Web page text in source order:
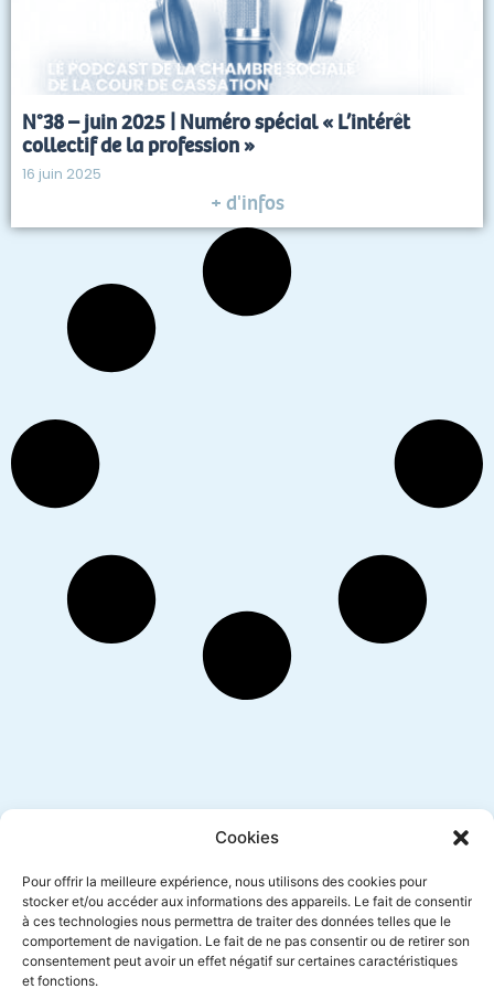
Cookies
Pour offrir la meilleure expérience, nous utilisons des cookies pour
stocker et/ou accéder aux informations des appareils. Le fait de consentir
à ces technologies nous permettra de traiter des données telles que le
comportement de navigation. Le fait de ne pas consentir ou de retirer son
consentement peut avoir un effet négatif sur certaines caractéristiques
et fonctions.
N°38 – juin 2025 | Numéro spécial « L’intérêt
collectif de la profession »
16 juin 2025
+ d'infos
Inscription newsletter
Envoyer